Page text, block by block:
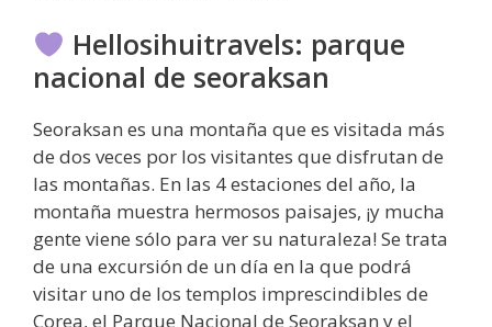
Hellosihuitravels: parque
nacional de seoraksan
Seoraksan es una montaña que es visitada más
de dos veces por los visitantes que disfrutan de
las montañas. En las 4 estaciones del año, la
montaña muestra hermosos paisajes, ¡y mucha
gente viene sólo para ver su naturaleza! Se trata
de una excursión de un día en la que podrá
visitar uno de los templos imprescindibles de
Corea, el Parque Nacional de Seoraksan y el